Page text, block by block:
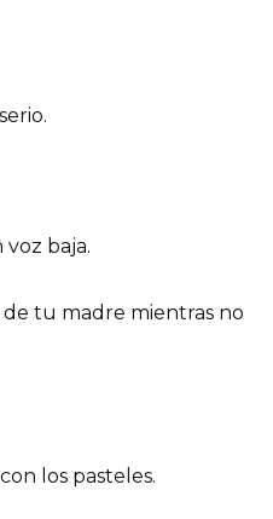
baja.
tu madre mientras no
los pasteles.